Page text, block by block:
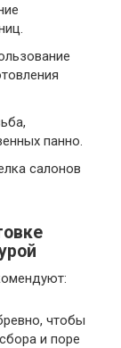
панно.
салонов
чтобы
и поре